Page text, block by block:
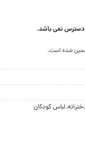
نمی باشد.
شده است.
,لباس کودکان